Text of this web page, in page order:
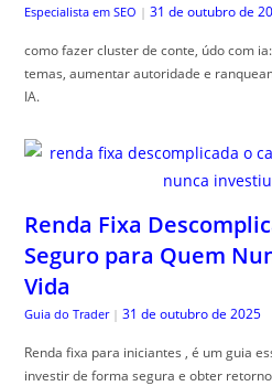
Especialista em SEO | 31 de outubro de
como fazer cluster de conte, údo com
temas, aumentar autoridade e
IA.
Renda Fixa
Seguro para Quem
Vida
Guia do Trader | 31 de outubro de 2025
Renda fixa para iniciantes , é um guia
investir de forma segura e obter